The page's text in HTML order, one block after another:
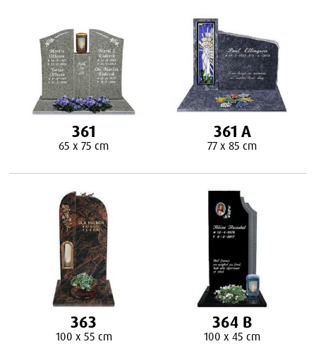
361
65 x 75 cm
361 A
77 x 85 cm
363
100 x 55 cm
364 B
100 x 45 cm